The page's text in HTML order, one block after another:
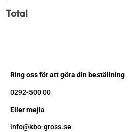
Total
Ring oss för att göra din beställning
0292-500 00
Eller mejla
info@kbo-gross.se